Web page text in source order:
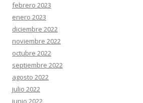
febrero 2023
enero 2023
diciembre 2022
noviembre 2022
octubre 2022
septiembre 2022
agosto 2022
julio 2022
junio 2022